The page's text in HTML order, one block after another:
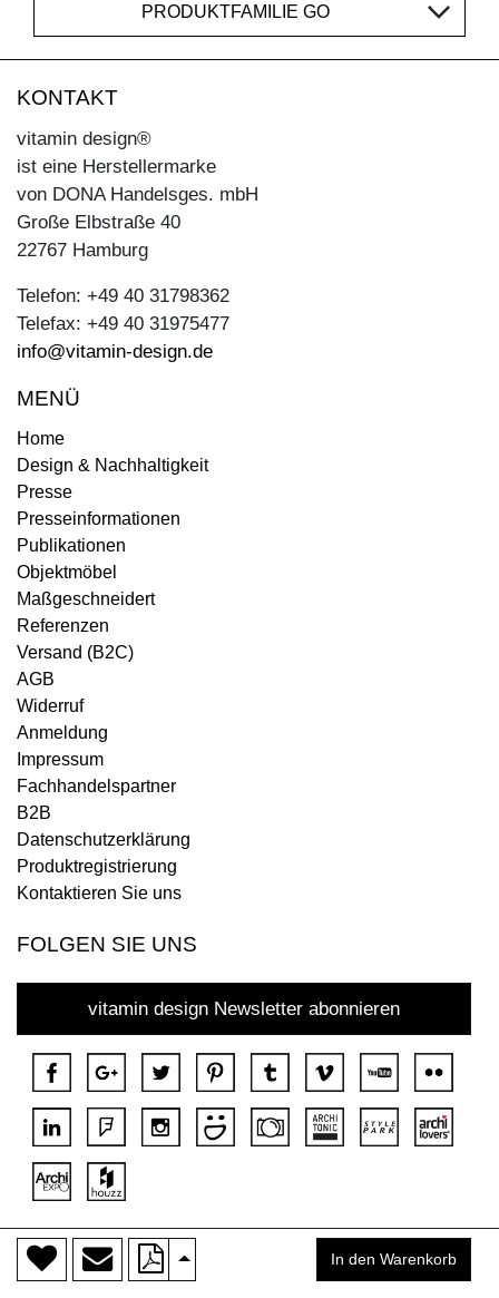
> In den Warenkorb
PRODUKTFAMILIE GO
KONTAKT
vitamin design®
ist eine Herstellermarke
von DONA Handelsges. mbH
Große Elbstraße 40
22767 Hamburg
Telefon: +49 40 31798362
Telefax: +49 40 31975477
info@vitamin-design.de
MENÜ
Home
Design & Nachhaltigkeit
Presse
Presseinformationen
Publikationen
Objektmöbel
Maßgeschneidert
Referenzen
Versand (B2C)
AGB
Widerruf
Anmeldung
Impressum
Fachhandelspartner
B2B
Datenschutzerklärung
Produktregistrierung
Kontaktieren Sie uns
FOLGEN SIE UNS
vitamin design Newsletter abonnieren
Copyright © 2018 DONA Alle Rechte vorbehalten.